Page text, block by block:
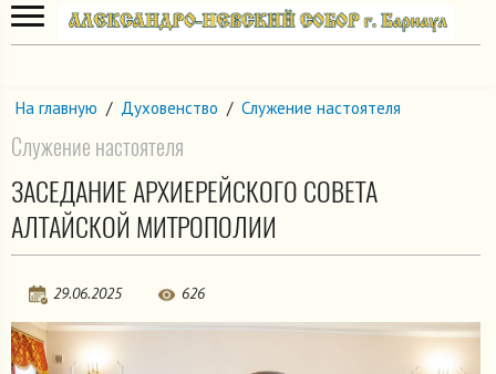
На главную / Духовенство / Служение настоятеля
Служение настоятеля
ЗАСЕДАНИЕ АРХИЕРЕЙСКОГО СОВЕТА
АЛТАЙСКОЙ МИТРОПОЛИИ
29.06.2025 626